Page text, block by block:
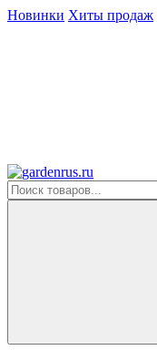
Новинки Хиты продаж